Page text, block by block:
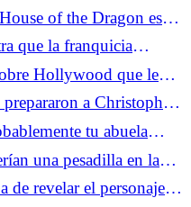
of the Dragon es
de Game of Thrones
que la franquicia
Hollywood que le
a Christopher
Odisea
tu abuela
una pesadilla en la
de revelar el personaje